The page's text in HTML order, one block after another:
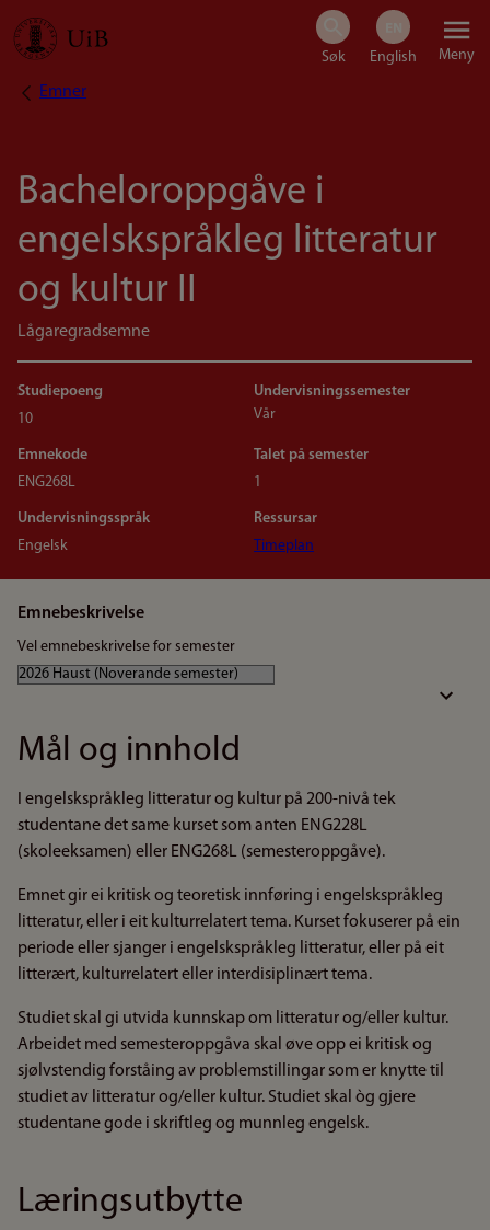
Hopp
Meny
Navigasjonssti
Emner
Bacheloroppgåve i
engelskspråkleg litteratur
og kultur II
Lågaregradsemne
Studiepoeng
10
Undervisningssemester
Vår
Emnekode
ENG268L
Talet på semester
1
Undervisningsspråk
Engelsk
Ressursar
Timeplan
Emnebeskrivelse
Vel emnebeskrivelse for semester
Mål og innhold
I engelskspråkleg litteratur og kultur på 200-nivå tek
studentane det same kurset som anten ENG228L
(skoleeksamen) eller ENG268L (semesteroppgåve).
Emnet gir ei kritisk og teoretisk innføring i engelskspråkleg
litteratur, eller i eit kulturrelatert tema. Kurset fokuserer på ein
periode eller sjanger i engelskspråkleg litteratur, eller på eit
litterært, kulturrelatert eller interdisiplinært tema.
Studiet skal gi utvida kunnskap om litteratur og/eller kultur.
Arbeidet med semesteroppgåva skal øve opp ei kritisk og
sjølvstendig forståing av problemstillingar som er knytte til
studiet av litteratur og/eller kultur. Studiet skal òg gjere
studentane gode i skriftleg og munnleg engelsk.
Læringsutbytte